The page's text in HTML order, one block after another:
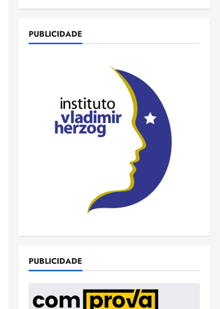
PUBLICIDADE
PUBLICIDADE